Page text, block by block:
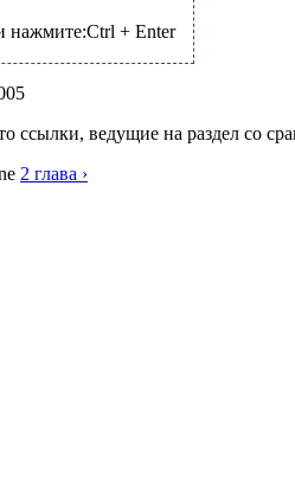
нажмите:Ctrl + Enter
ссылки, ведущие на раздел со
2 глава ›